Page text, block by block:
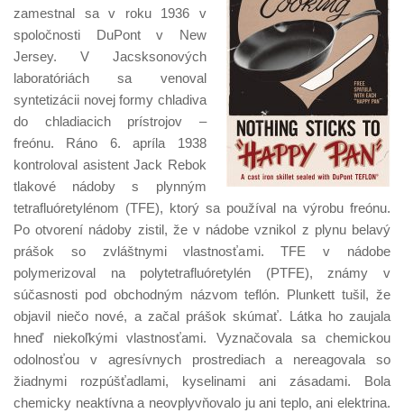
zamestnal sa v roku 1936 v
spoločnosti DuPont v New
Jersey. V Jacsksonových
laboratóriách sa venoval
syntetizácii novej formy chladiva
do chladiacich prístrojov –
freónu. Ráno 6. apríla 1938
kontroloval asistent Jack Rebok
tlakové nádoby s plynným
tetrafluóretylénom (TFE), ktorý sa používal na výrobu freónu.
Po otvorení nádoby zistil, že v nádobe vznikol z plynu belavý
prášok so zvláštnymi vlastnosťami. TFE v nádobe
polymerizoval na polytetrafluóretylén (PTFE), známy v
súčasnosti pod obchodným názvom teflón. Plunkett tušil, že
objavil niečo nové, a začal prášok skúmať. Látka ho zaujala
hneď niekoľkými vlastnosťami. Vyznačovala sa chemickou
odolnosťou v agresívnych prostrediach a nereagovala so
žiadnymi rozpúšťadlami, kyselinami ani zásadami. Bola
chemicky neaktívna a neovplyvňovalo ju ani teplo, ani elektrina.